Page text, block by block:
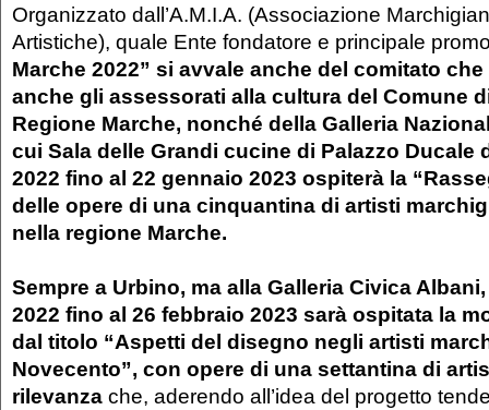
Organizzato dall’A.M.I.A. (Associazione
Artistiche), quale Ente fondatore e principale
Marche 2022” si avvale anche del comitato
anche gli assessorati alla cultura del Comune
Regione Marche, nonché della Galleria
cui Sala delle Grandi cucine di Palazzo Ducale
2022 fino al 22 gennaio 2023 ospiterà la
delle opere di una cinquantina di artisti
nella regione Marche.
Sempre a Urbino, ma alla Galleria Civica
2022 fino al 26 febbraio 2023 sarà ospitata la
dal titolo “Aspetti del disegno negli artisti
Novecento”, con opere di una settantina di
rilevanza che, aderendo all’idea del progetto